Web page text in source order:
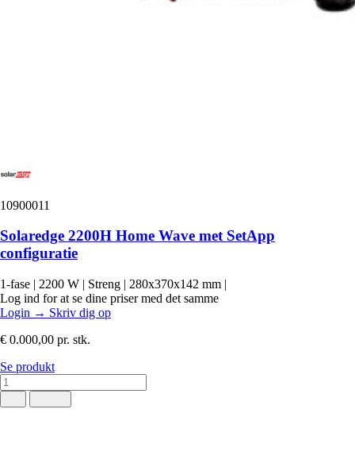
10900011
Solaredge 2200H Home Wave met SetApp
configuratie
1-fase | 2200 W | Streng | 280x370x142 mm |
Log ind for at se dine priser med det samme
Login → Skriv dig op
€ 0.000,00 pr. stk.
Se produkt